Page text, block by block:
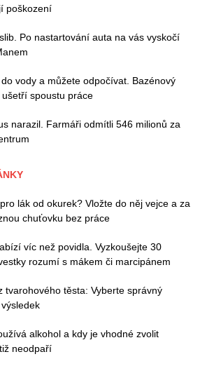
poškození
Po nastartování auta na vás vyskočí
vody a můžete odpočívat. Bazénový
spoustu práce
narazil. Farmáři odmítli 546 milionů za
lák od okurek? Vložte do něj vejce a za
chuťovku bez práce
víc než povidla. Vyzkoušejte 30
rozumí s mákem či marcipánem
tvarohového těsta: Vyberte správný
alkohol a kdy je vhodné zvolit
neodpaří